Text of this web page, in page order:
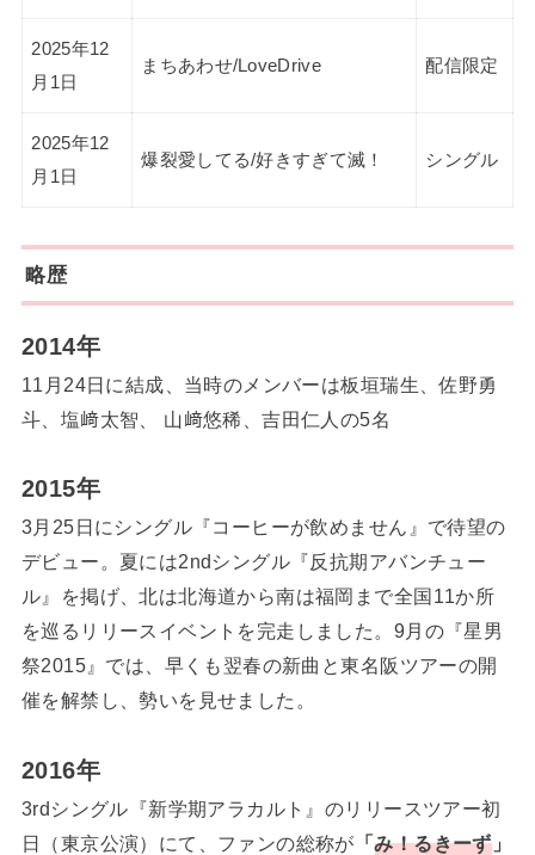
2025年12
月1日
まちあわせ/LoveDrive 配信限定
2025年12
月1日
爆裂愛してる/好きすぎて滅！ シングル
略歴
2014年
11月24日に結成、当時のメンバーは板垣瑞生、佐野勇
斗、塩﨑太智、 山﨑悠稀、吉田仁人の5名
2015年
3月25日にシングル『コーヒーが飲めません』で待望の
デビュー。夏には2ndシングル『反抗期アバンチュー
ル』を掲げ、北は北海道から南は福岡まで全国11か所
を巡るリリースイベントを完走しました。9月の『星男
祭2015』では、早くも翌春の新曲と東名阪ツアーの開
催を解禁し、勢いを見せました。
2016年
3rdシングル『新学期アラカルト』のリリースツアー初
日（東京公演）にて、ファンの総称が 「み！るきーず」